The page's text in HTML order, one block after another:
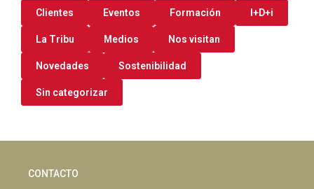
Clientes Eventos Formación I+D+i
La Tribu Medios Nos visitan
Novedades Sostenibilidad
Sin categorizar
CONTACTO